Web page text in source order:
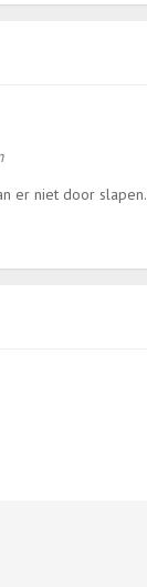
er niet door slapen.